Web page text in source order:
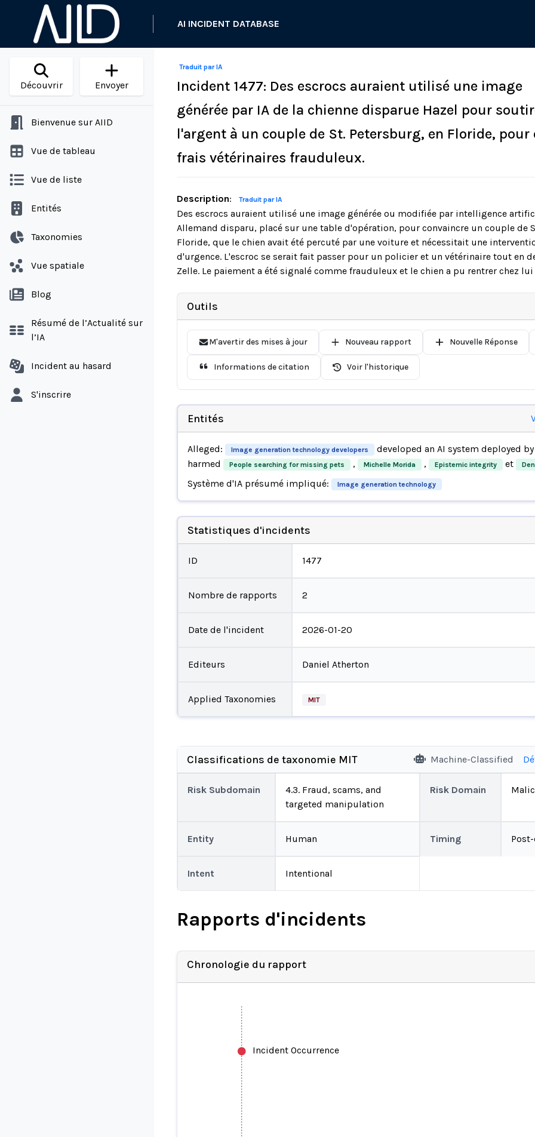
AI INCIDENT DATABASE
Découvrir Envoyer
Bienvenue sur AIID
Vue de tableau
Vue de liste
Entités
Taxonomies
Vue spatiale
Blog
Résumé de l’Actualité sur
l’IA
Incident au hasard
S'inscrire
Traduit par IA
Incident 1477: Des escrocs auraient utilisé une image
générée par IA de la chienne disparue Hazel pour
l'argent à un couple de St. Petersburg, en Floride, pour
frais vétérinaires frauduleux.
Description: Traduit par IA
Des escrocs auraient utilisé une image générée ou modifiée par intelligence
Allemand disparu, placé sur une table d'opération, pour convaincre un couple de
Floride, que le chien avait été percuté par une voiture et nécessitait une
d'urgence. L'escroc se serait fait passer pour un policier et un vétérinaire tout en
Zelle. Le paiement a été signalé comme frauduleux et le chien a pu rentrer chez
Outils
M'avertir des mises à jour Nouveau rapport Nouvelle Réponse
Informations de citation Voir l'historique
Entités
Alleged: Image generation technology developers developed an AI system deployed by
harmed
People searching for missing pets , Michelle Morida , Epistemic integrity et
Système d'IA présumé impliqué:
Image generation technology
Statistiques d'incidents
ID 1477
Nombre de rapports 2
Date de l'incident 2026-01-20
Editeurs Daniel Atherton
Applied Taxonomies MIT
Classifications de taxonomie MIT Machine-Classified
Risk Subdomain
4.3. Fraud, scams, and
targeted manipulation
Risk Domain
Entity Human Timing
Intent Intentional
Rapports d'incidents
Chronologie du rapport
Incident Occurrence